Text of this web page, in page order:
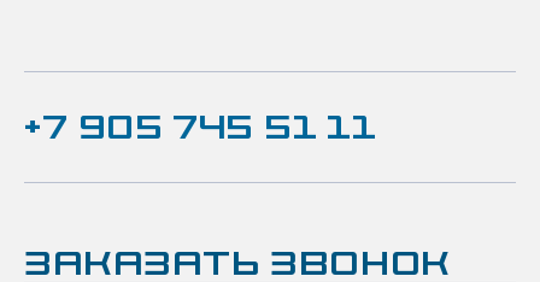
+7 905 745 51 11
ЗАКАЗАТЬ ЗВОНОК